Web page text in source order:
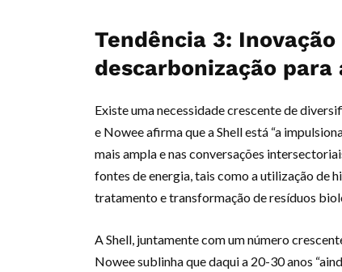
Tendência 3:
descarbonização
Existe uma necessidade crescente de
e Nowee afirma que a Shell está “a
mais ampla e nas conversações
fontes de energia, tais como a utilização de
tratamento e transformação de resíduos
A Shell, juntamente com um número
Nowee sublinha que daqui a 20-30 anos